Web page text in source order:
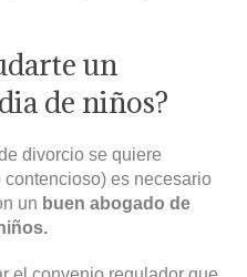
un
de niños?
divorcio se quiere
es necesario
un buen abogado de